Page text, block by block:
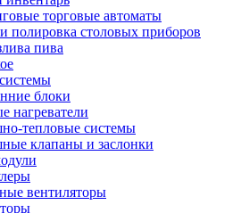
торговые автоматы
полировка столовых приборов
пива
блоки
нагреватели
тепловые системы
клапаны и заслонки
вентиляторы